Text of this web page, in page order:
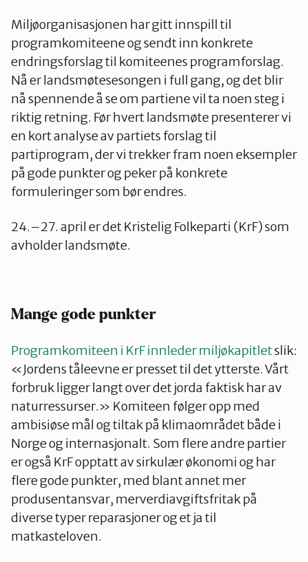
Miljøorganisasjonen har gitt innspill til
programkomiteene og sendt inn konkrete
endringsforslag til komiteenes programforslag.
Nå er landsmøtesesongen i full gang, og det blir
nå spennende å se om partiene vil ta noen steg i
riktig retning. Før hvert landsmøte presenterer vi
en kort analyse av partiets forslag til
partiprogram, der vi trekker fram noen eksempler
på gode punkter og peker på konkrete
formuleringer som bør endres.
24.–27. april er det Kristelig Folkeparti (KrF) som
avholder landsmøte.
Mange gode punkter
Programkomiteen i KrF innleder miljøkapitletslik:
«Jordens tåleevne er presset til det ytterste. Vårt
forbruk ligger langt over det jorda faktisk har av
naturressurser.» Komiteen følger opp med
ambisiøse mål og tiltak på klimaområdet både i
Norge og internasjonalt. Som flere andre partier
er også KrF opptatt av sirkulær økonomi og har
flere gode punkter, med blant annet mer
produsentansvar, merverdiavgiftsfritak på
diverse typer reparasjoner og et ja til
matkasteloven.